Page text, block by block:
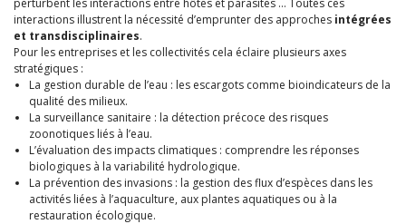
perturbent les interactions entre hôtes et parasites … Toutes ces
interactions illustrent la nécessité d’emprunter des approches intégrées
et transdisciplinaires.
Pour les entreprises et les collectivités cela éclaire plusieurs axes
stratégiques :
La gestion durable de l’eau : les escargots comme bioindicateurs de la
qualité des milieux.
La surveillance sanitaire : la détection précoce des risques
zoonotiques liés à l’eau.
L’évaluation des impacts climatiques : comprendre les réponses
biologiques à la variabilité hydrologique.
La prévention des invasions : la gestion des flux d’espèces dans les
activités liées à l’aquaculture, aux plantes aquatiques ou à la
restauration écologique.